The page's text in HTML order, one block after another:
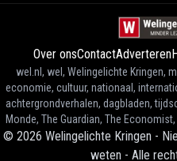
Over onsContactAdverteren
wel.nl, wel, Welingelichte Kringen,
economie, cultuur, nationaal,
achtergrondverhalen, dagbladen,
Monde, The Guardian, The
© 2026 Welingelichte Kringen -
weten - Alle